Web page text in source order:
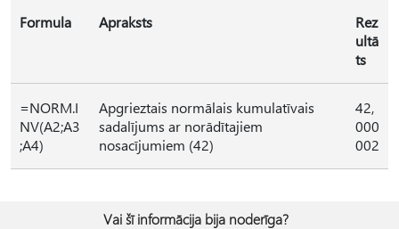
Formula Apraksts
Rez
ultā
ts
=NORM.I
NV(A2;A3
;A4)
Apgrieztais normālais kumulatīvais
sadalījums ar norādītajiem
nosacījumiem (42)
42,
000
002
Vai šī informācija bija noderīga?